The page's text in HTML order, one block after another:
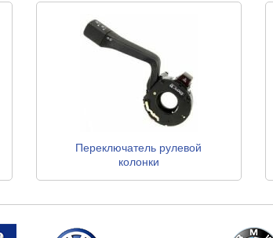
Переключатель рулевой
колонки